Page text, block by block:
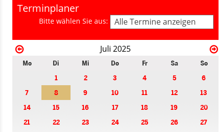
Terminplaner
Bitte wählen Sie aus: Alle Termine anzeigen
Juli 2025
Mo Di Mi Do Fr Sa
So
1
2 3 4 5
6
7
8 9 10 11 12
13
14
15 16 17 18 19
20
21
22 23 24 25 26
27